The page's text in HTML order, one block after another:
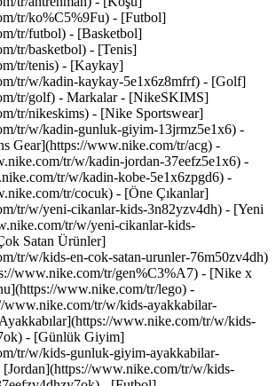
tr/ko%C5%9Fu) - [Futbol]
tr/futbol) - [Basketbol]
tr/basketbol) - [Tenis]
tr/tenis) - [Kaykay]
tr/w/kadin-kaykay-5e1x6z8mfrf) - [Golf]
tr/golf) - Markalar - [NikeSKIMS]
tr/nikeskims) - [Nike Sportswear]
tr/w/kadin-gunluk-giyim-13jrmz5e1x6) -
Gear](https://www.nike.com/tr/acg) -
tr/w/kadin-jordan-37eefz5e1x6) -
tr/w/kadin-kobe-5e1x6zpgd6) -
tr/cocuk) - [Öne Çıkanlar]
tr/w/yeni-cikanlar-kids-3n82yzv4dh) - [Yeni
tr/w/yeni-cikanlar-kids-
Satan Ürünler]
tr/w/kids-en-cok-satan-urunler-76m50zv4dh)
www.nike.com/tr/gen%C3%A7) - [Nike x
www.nike.com/tr/lego) -
www.nike.com/tr/w/kids-ayakkabilar-
www.nike.com/tr/w/kids-
- [Günlük Giyim]
tr/w/kids-gunluk-giyim-ayakkabilar-
www.nike.com/tr/w/kids-